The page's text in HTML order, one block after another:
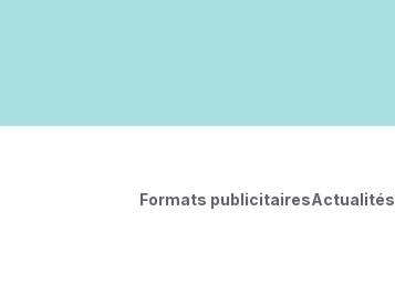
Formats publicitairesActualités